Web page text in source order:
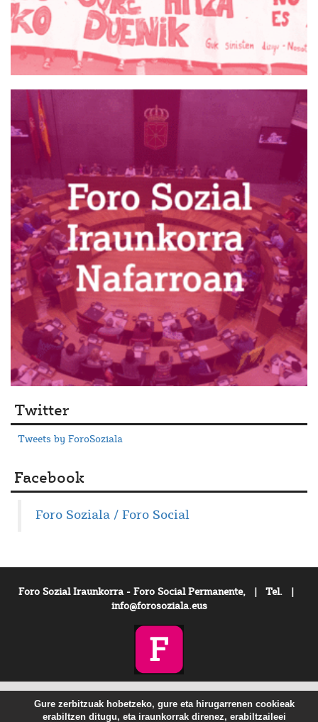
Twitter
Tweets by ForoSoziala
Facebook
Foro Soziala / Foro Social
Foro Sozial Iraunkorra - Foro Social Permanente, | Tel. |
info@forosoziala.eus
Gure zerbitzuak hobetzeko, gure eta hirugarrenen cookieak
erabiltzen ditugu, eta iraunkorrak direnez, erabiltzaileei